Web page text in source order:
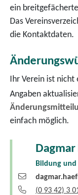
ein
Das
die Kontaktdaten.
Ihr Verein ist nicht
Angaben
einfach möglich.
Dagmar
Bildung und
(0 93 42) 3